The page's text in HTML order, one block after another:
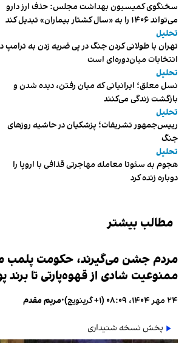
سخنگوی کمیسیون بهداشت مجلس: حذف ارز دارو
می‌تواند ۱۴۰۶ را به «سال کشتار بیماران» تبدیل کند
تحلیل
تهران با طولانی کردن جنگ در پی ضربه زدن به ترامپ
انتخابات میان‌دوره‌ای است
تحلیل
نسل معلق؛ ایرانیانی که میان رفتن، دیده شدن و
بازگشت زندگی می‌کنند
تحلیل
رییس‌جمهور تشریفات؛ پزشکیان در حاشیه روزهای
جنگ
تحلیل
هجوم به سئوتا معامله مهاجرتی قذافی با اروپا را
دوباره زنده کرد
مطالب بیشتر
مردم جشن می‌گیرند، حکومت پلمب
ممنوعیت شادی از قهوه‌پارتی تا برند
۲۴ مهر ۱۴۰۴، ۰۸:۰۹ (‎+۱ گرینویچ) •مریم مقدم
پخش نسخه شنیداری